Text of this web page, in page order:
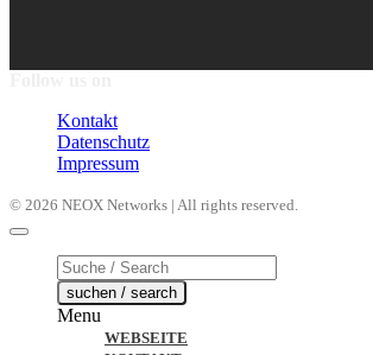
Kontakt
Datenschutz
Impressum
© 2026 NEOX Networks | All rights reserved.
Products
search
suchen / search
Menu
WEBSEITE